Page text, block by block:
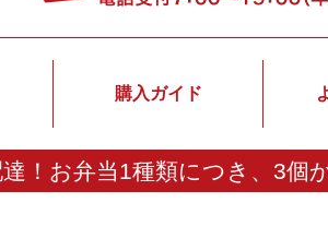
購入ガイド
！ お弁当1種類につき、3個